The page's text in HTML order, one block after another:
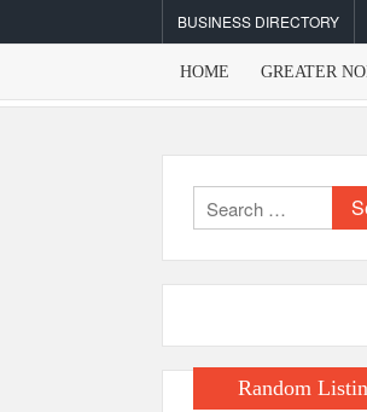
to
BUSINESS DIRECTORY
HOME GREATER
for:
Random